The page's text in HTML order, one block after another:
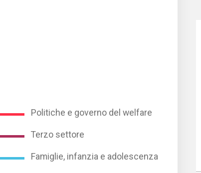
Politiche e governo del welfare
Terzo settore
Famiglie, infanzia e adolescenza